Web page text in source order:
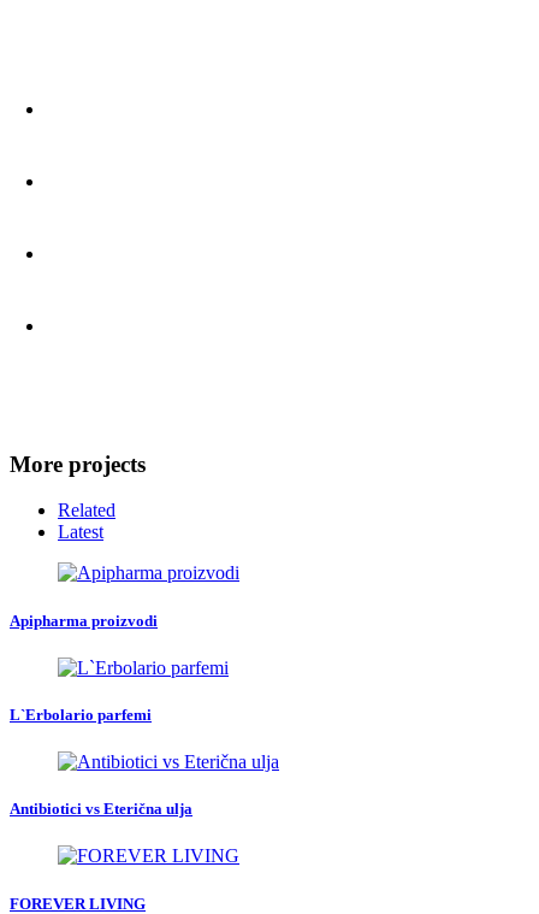
More projects
Related
Latest
Apipharma proizvodi
L`Erbolario parfemi
Antibiotici vs Eterična ulja
FOREVER LIVING